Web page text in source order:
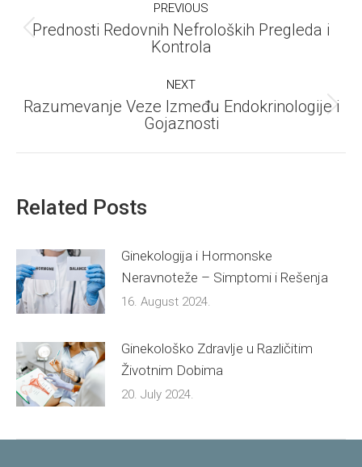
navigation
PREVIOUS
Previous
Prednosti Redovnih Nefroloških Pregleda i
Kontrola
NEXT
Next
Razumevanje Veze Između Endokrinologije i
Gojaznosti
Related Posts
Ginekologija i Hormonske
Neravnoteže – Simptomi i Rešenja
16. August 2024.
Ginekološko Zdravlje u Različitim
Životnim Dobima
20. July 2024.